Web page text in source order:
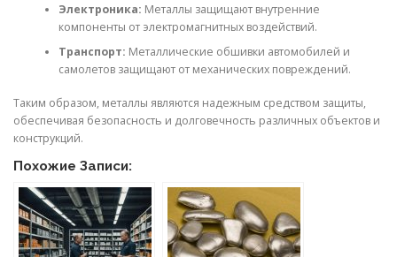
Электроника: Металлы защищают внутренние
компоненты от электромагнитных воздействий.
Транспорт: Металлические обшивки автомобилей и
самолетов защищают от механических повреждений.
Таким образом, металлы являются надежным средством защиты,
обеспечивая безопасность и долговечность различных объектов и
конструкций.
Похожие Записи: